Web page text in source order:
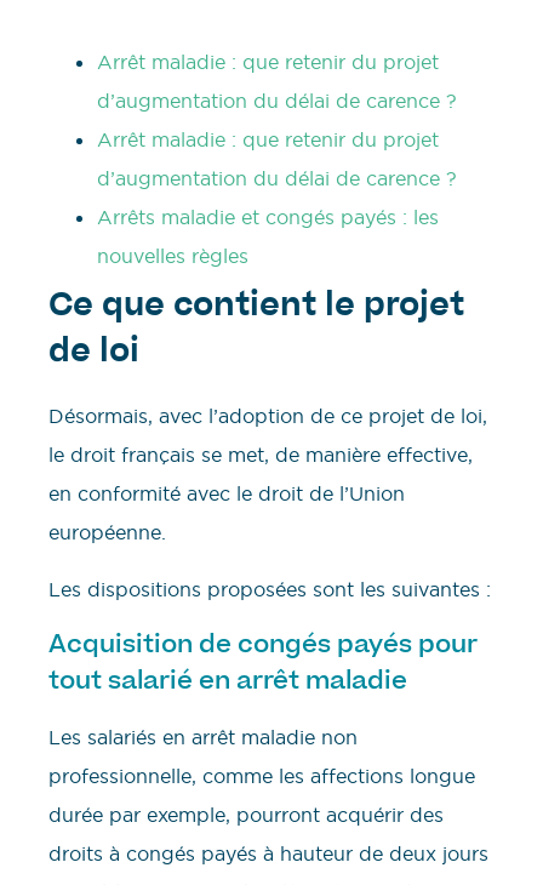
Arrêt maladie : que retenir du projet
d’augmentation du délai de carence ?
Arrêt maladie : que retenir du projet
d’augmentation du délai de carence ?
Arrêts maladie et congés payés : les
nouvelles règles
Ce que contient le projet
de loi
Désormais, avec l’adoption de ce projet de loi,
le droit français se met, de manière effective,
en conformité avec le droit de l’Union
européenne.
Les dispositions proposées sont les suivantes :
Acquisition de congés payés pour
tout salarié en arrêt maladie
Les salariés en arrêt maladie non
professionnelle, comme les affections longue
durée par exemple, pourront acquérir des
droits à congés payés à hauteur de deux jours